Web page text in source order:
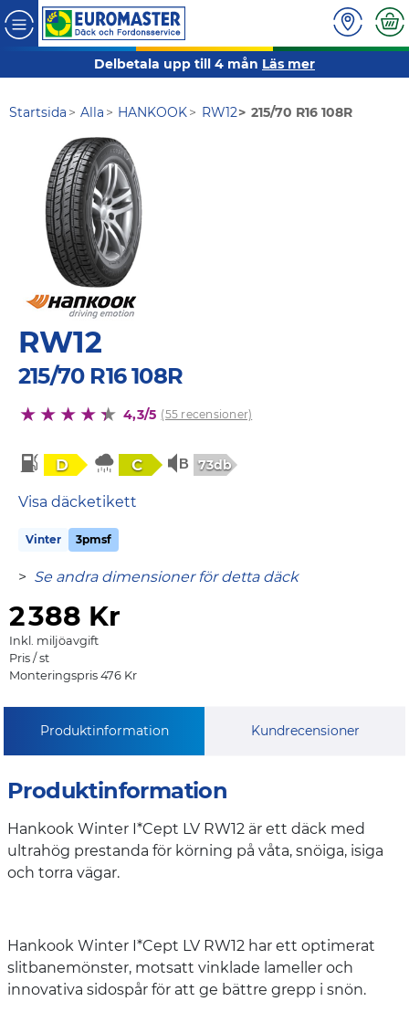
Delbetala upp till 4 mån Läs mer
Startsida Alla HANKOOK RW12 215/70 R16 108R
RW12
215/70 R16 108R
4,3/5 (55 recensioner)
D C 73db
Visa däcketikett
Vinter 3pmsf
> Se andra dimensioner för detta däck
2388 Kr
Inkl. miljöavgift
Pris / st
Monteringspris 476 Kr
Produktinformation Kundrecensioner
Produktinformation
Hankook Winter I*Cept LV RW12 är ett däck med
ultrahög prestanda för körning på våta, snöiga, isiga
och torra vägar.
Hankook Winter I*Cept LV RW12 har ett optimerat
slitbanemönster, motsatt vinklade lameller och
innovativa sidospår för att ge bättre grepp i snön.